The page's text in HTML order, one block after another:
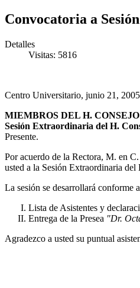
Convocatoria a
Detalles
Visitas: 5816
Centro Universitario, junio 21,
MIEMBROS DEL H.
Sesión Extraordinaria del H.
Presente.
Por acuerdo de la Rectora, M. en
usted a la Sesión Extraordinaria
La sesión se desarrollará conforme
Lista de Asistentes y
Entrega de la Presea "Dr.
Agradezco a usted su puntual